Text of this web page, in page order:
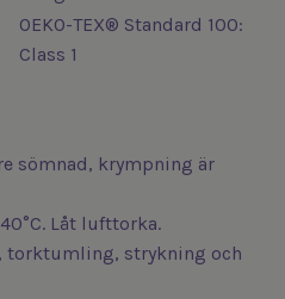
OEKO-TEX® Standard 100:
Class 1
sömnad, krympning är
Låt lufttorka.
torktumling, strykning och